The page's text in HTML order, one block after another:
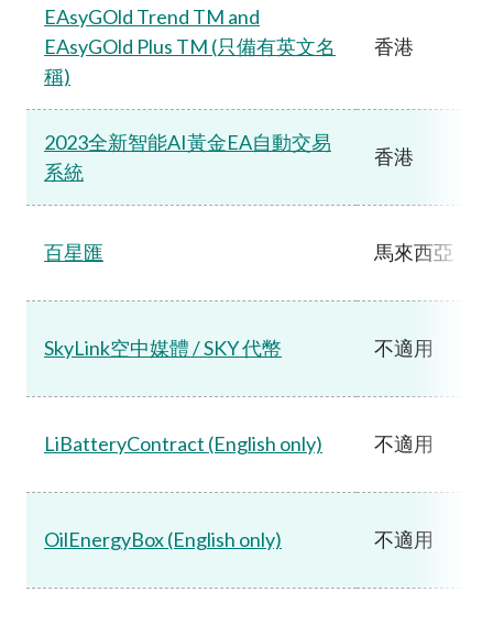
EAsyGOld Trend TM and
EAsyGOld Plus TM (只備有英文名
稱)
香港
2023全新智能AI黃金EA自動交易
系統
香港
百星匯 馬來西亞
SkyLink空中媒體 / SKY 代幣 不適用
LiBatteryContract (English only) 不適用
OilEnergyBox (English only) 不適用